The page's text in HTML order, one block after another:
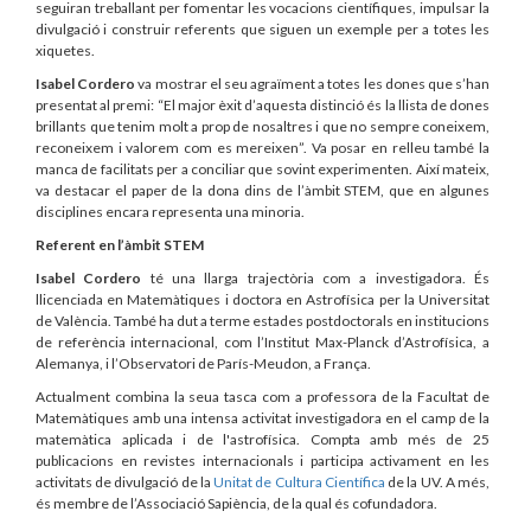
seguiran treballant per fomentar les vocacions científiques, impulsar la
divulgació i construir referents que siguen un exemple per a totes les
xiquetes.
Isabel Cordero va mostrar el seu agraïment a totes les dones que s’han
presentat al premi: “El major èxit d’aquesta distinció és la llista de dones
brillants que tenim molt a prop de nosaltres i que no sempre coneixem,
reconeixem i valorem com es mereixen”. Va posar en relleu també la
manca de facilitats per a conciliar que sovint experimenten. Així mateix,
va destacar el paper de la dona dins de l’àmbit STEM, que en algunes
disciplines encara representa una minoria.
Referent en l’àmbit STEM
Isabel Cordero té una llarga trajectòria com a investigadora. És
llicenciada en Matemàtiques i doctora en Astrofísica per la Universitat
de València. També ha dut a terme estades postdoctorals en institucions
de referència internacional, com l’Institut Max-Planck d’Astrofísica, a
Alemanya, i l’Observatori de París-Meudon, a França.
Actualment combina la seua tasca com a professora de la Facultat de
Matemàtiques amb una intensa activitat investigadora en el camp de la
matemàtica aplicada i de l'astrofísica. Compta amb més de 25
publicacions en revistes internacionals i participa activament en les
activitats de divulgació de laUnitat de Cultura Científica de la UV. A més,
és membre de l’Associació Sapiència, de la qual és cofundadora.